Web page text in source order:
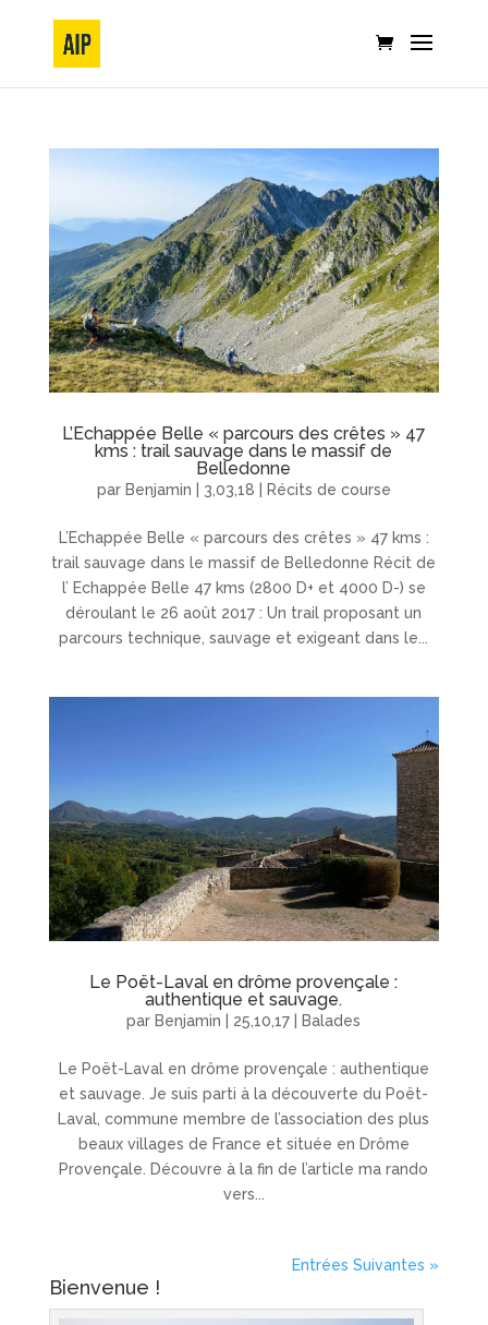
L’Echappée Belle « parcours des crêtes » 47
kms : trail sauvage dans le massif de
Belledonne
par Benjamin 3,03,18 Récits de course
L’Echappée Belle « parcours des crêtes » 47 kms :
trail sauvage dans le massif de Belledonne Récit de
l’ Echappée Belle 47 kms (2800 D+ et 4000 D-) se
déroulant le 26 août 2017 : Un trail proposant un
parcours technique, sauvage et exigeant dans le...
Le Poët-Laval en drôme provençale :
authentique et sauvage.
par Benjamin 25,10,17 Balades
Le Poët-Laval en drôme provençale : authentique
et sauvage. Je suis parti à la découverte du Poët-
Laval, commune membre de l’association des plus
beaux villages de France et située en Drôme
Provençale. Découvre à la fin de l’article ma rando
vers...
Entrées Suivantes »
Bienvenue !